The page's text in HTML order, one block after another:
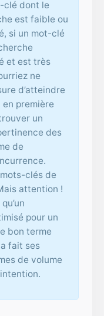
clé dont le
est faible ou
si un mot-clé
et est très
ne
d’atteindre
première
un
des
de
clés de
attention !
pour un
bon terme
a fait ses
de volume